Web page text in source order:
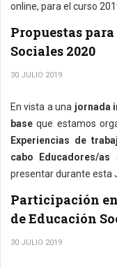
online, para el curso
Propuestas
Sociales 2020
30 JULIO 2019
En vista a una jornada
base que estamos
Experiencias de
cabo Educadores/as
presentar durante esta
Participación
de Educación
30 JULIO 2019